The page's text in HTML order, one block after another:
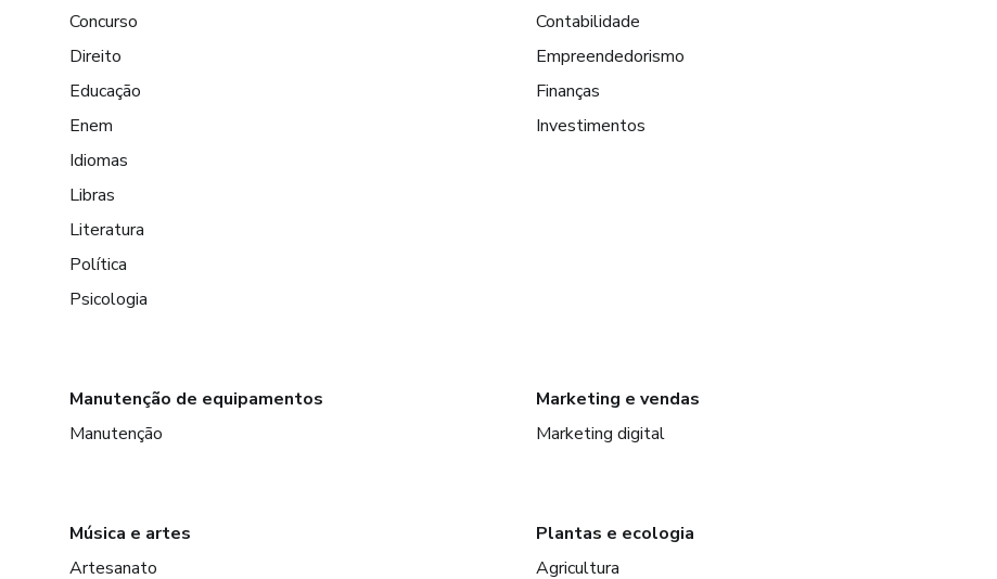
Concurso
Direito
Educação
Enem
Idiomas
Libras
Literatura
Política
Psicologia
Contabilidade
Empreendedorismo
Finanças
Investimentos
Manutenção de equipamentos
Manutenção
Marketing e vendas
Marketing digital
Música e artes
Artesanato
Plantas e ecologia
Agricultura